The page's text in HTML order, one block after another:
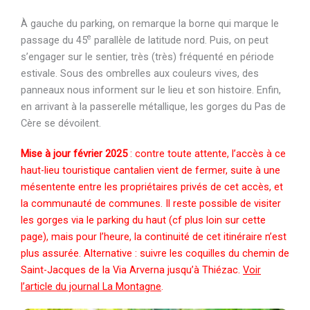
À gauche du parking, on remarque la borne qui marque le
passage du 45e parallèle de latitude nord. Puis, on peut
s’engager sur le sentier, très (très) fréquenté en période
estivale. Sous des ombrelles aux couleurs vives, des
panneaux nous informent sur le lieu et son histoire. Enfin,
en arrivant à la passerelle métallique, les gorges du Pas de
Cère se dévoilent.
Mise à jour février 2025: contre toute attente, l’accès à ce
haut-lieu touristique cantalien vient de fermer, suite à une
mésentente entre les propriétaires privés de cet accès, et
la communauté de communes. Il reste possible de visiter
les gorges via le parking du haut (cf plus loin sur cette
page), mais pour l’heure, la continuité de cet itinéraire n’est
plus assurée. Alternative : suivre les coquilles du chemin de
Saint-Jacques de la Via Arverna jusqu’à Thiézac. Voir
l’article du journal La Montagne.